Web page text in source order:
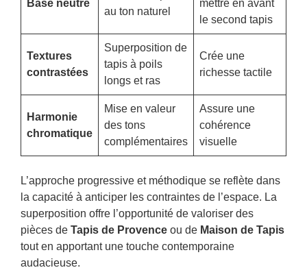
Base neutre
au ton naturel
mettre en avant
le second tapis
Textures
contrastées
Superposition de
tapis à poils
longs et ras
Crée une
richesse tactile
Harmonie
chromatique
Mise en valeur
des tons
complémentaires
Assure une
cohérence
visuelle
L’approche progressive et méthodique se reflète dans
la capacité à anticiper les contraintes de l’espace. La
superposition offre l’opportunité de valoriser des
pièces de Tapis de Provence ou de Maison de Tapis
tout en apportant une touche contemporaine
audacieuse.